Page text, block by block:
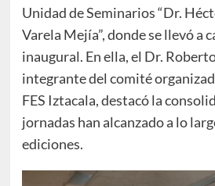
Unidad de Seminarios “Dr.
Varela Mejía”, donde se llevó a
inaugural. En ella, el Dr.
integrante del comité
FES Iztacala, destacó la
jornadas han alcanzado a lo
ediciones.